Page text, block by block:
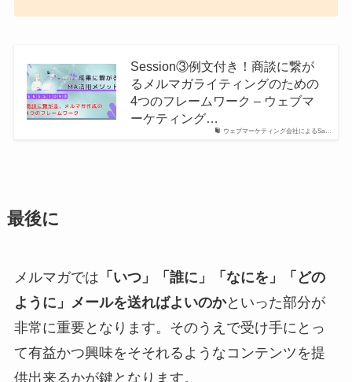
ウェブマーケティング会社によるSa…
Session③例文付き！商談に繋が
るメルマガライティングのための
4つのフレームワーク – ウェブマ
ーケティング…
最後に
メルマガでは 「いつ」「誰に」「なにを」「どの
ように」メールを送ればよいのかといった部分が
非常に重要となります。そのうえで受け手にとっ
て有益かつ興味をそそれるようなコンテンツを提
供出来るかが鍵となります。